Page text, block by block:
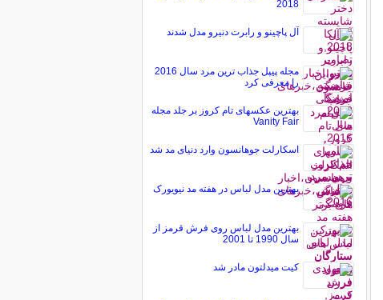
2018
آل پاچینو و رابرت دنیرو مدل شدند
مجله پیپل جذاب ترین مرد سال 2016
را معرفی کرد
بهترین عکسهای تام کروز بر جلد مجله
Vanity Fair
اسکارلت جوهانسون وارد دنیای مد شد
بهترین مدل لباس در هفته مد نیویورک
بهترین مدل لباس روی فرش قرمز از
سال 1990 تا 2001
کیت میدلتون مادر شد